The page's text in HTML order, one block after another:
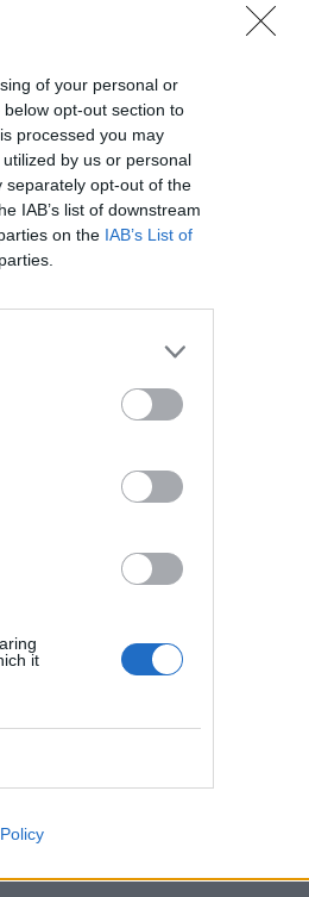
of your personal or
opt-out section to
processed you may
by us or personal
separately opt-out of the
IAB’s list of downstream
on the IAB’s List of
it